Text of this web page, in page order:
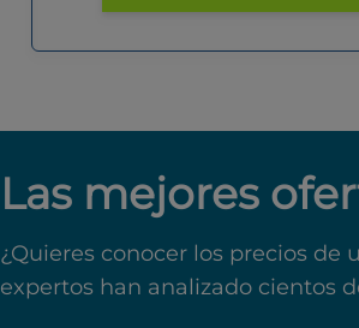
Las mejores
¿Quieres conocer los precios
expertos han analizado cientos